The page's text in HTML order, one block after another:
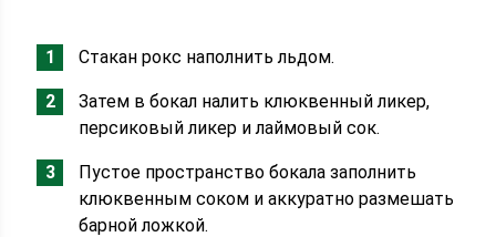
Стакан рокс наполнить льдом.
Затем в бокал налить клюквенный ликер,
персиковый ликер и лаймовый сок.
Пустое пространство бокала заполнить
клюквенным соком и аккуратно размешать
барной ложкой.